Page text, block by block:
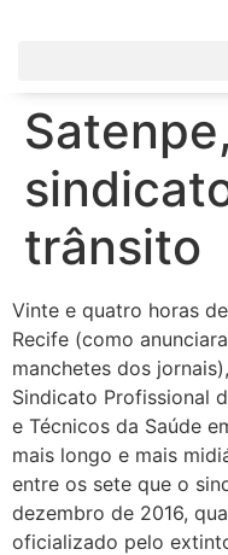
trânsito
Vinte e quatro horas
Recife (como
manchetes dos
Sindicato Profissional
e Técnicos da Saúde
mais longo e mais
entre os sete que o
dezembro de 2016,
oficializado pelo